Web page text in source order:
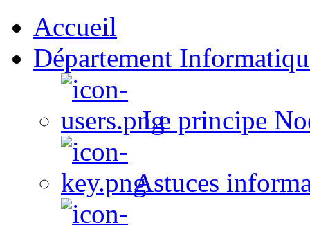
Accueil
Département
Le principe
Astuces